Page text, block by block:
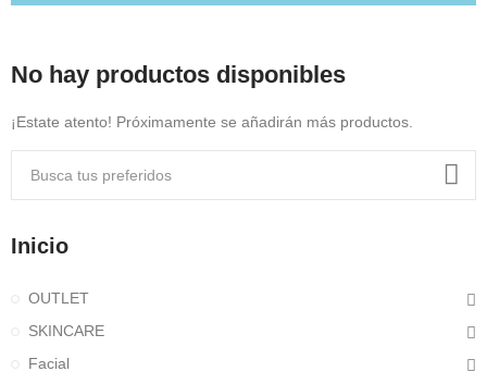
No hay productos disponibles
¡Estate atento! Próximamente se añadirán más productos.
Inicio
OUTLET
SKINCARE
Facial